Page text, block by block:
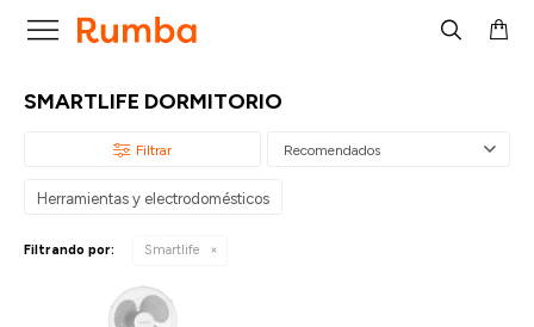

SMARTLIFE DORMITORIO
Recomendados
Herramientas y electrodomésticos
Filtrando por: Smartlife